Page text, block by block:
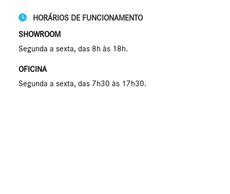
HORÁRIOS DE FUNCIONAMENTO
SHOWROOM
Segunda a sexta, das 8h às 18h.
OFICINA
Segunda a sexta, das 7h30 às 17h30.